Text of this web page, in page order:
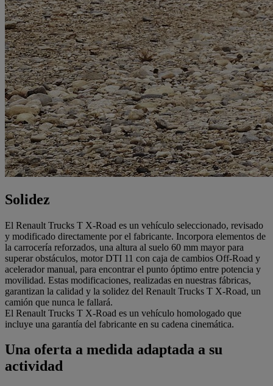
Solidez
El Renault Trucks T X-Road es un vehículo seleccionado, revisado
y modificado directamente por el fabricante. Incorpora elementos de
la carrocería reforzados, una altura al suelo 60 mm mayor para
superar obstáculos, motor DTI 11 con caja de cambios Off-Road y
acelerador manual, para encontrar el punto óptimo entre potencia y
movilidad. Estas modificaciones, realizadas en nuestras fábricas,
garantizan la calidad y la solidez del Renault Trucks T X-Road, un
camión que nunca le fallará.
El Renault Trucks T X-Road es un vehículo homologado que
incluye una garantía del fabricante en su cadena cinemática.
Una oferta a medida adaptada a su
actividad